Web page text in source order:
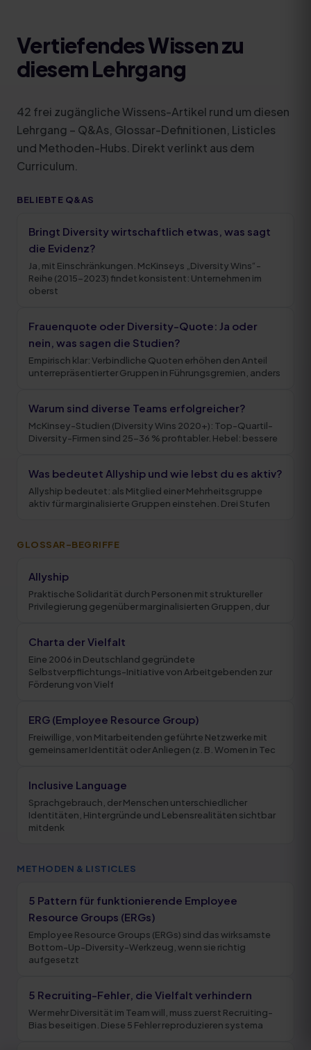
Vertiefendes Wissen zu
diesem Lehrgang
42 frei zugängliche Wissens-Artikel rund um diesen
Lehrgang – Q&As, Glossar-Definitionen, Listicles
und Methoden-Hubs. Direkt verlinkt aus dem
Curriculum.
BELIEBTE Q&AS
Bringt Diversity wirtschaftlich etwas, was sagt
die Evidenz?
Ja, mit Einschränkungen. McKinseys „Diversity Wins“-
Reihe (2015–2023) findet konsistent: Unternehmen im
oberst
Frauenquote oder Diversity-Quote: Ja oder
nein, was sagen die Studien?
Empirisch klar: Verbindliche Quoten erhöhen den Anteil
unterrepräsentierter Gruppen in Führungsgremien, anders
Warum sind diverse Teams erfolgreicher?
McKinsey-Studien (Diversity Wins 2020+): Top-Quartil-
Diversity-Firmen sind 25-36 % profitabler. Hebel: bessere
Was bedeutet Allyship und wie lebst du es aktiv?
Allyship bedeutet: als Mitglied einer Mehrheitsgruppe
aktiv für marginalisierte Gruppen einstehen. Drei Stufen
GLOSSAR-BEGRIFFE
Allyship
Praktische Solidarität durch Personen mit struktureller
Privilegierung gegenüber marginalisierten Gruppen, dur
Charta der Vielfalt
Eine 2006 in Deutschland gegründete
Selbstverpflichtungs-Initiative von Arbeitgebenden zur
Förderung von Vielf
ERG (Employee Resource Group)
Freiwillige, von Mitarbeitenden geführte Netzwerke mit
gemeinsamer Identität oder Anliegen (z. B. Women in Tec
Inclusive Language
Sprachgebrauch, der Menschen unterschiedlicher
Identitäten, Hintergründe und Lebensrealitäten sichtbar
mitdenk
METHODEN & LISTICLES
5 Pattern für funktionierende Employee
Resource Groups (ERGs)
Employee Resource Groups (ERGs) sind das wirksamste
Bottom-Up-Diversity-Werkzeug, wenn sie richtig
aufgesetzt
5 Recruiting-Fehler, die Vielfalt verhindern
Wer mehr Diversität im Team will, muss zuerst Recruiting-
Bias beseitigen. Diese 5 Fehler reproduzieren systema